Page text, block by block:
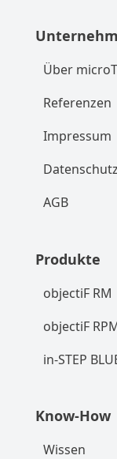
Über
Referenzen
Impressum
Datenschutz
AGB
Produkte
objectiF RM
objectiF
in-STEP
Know-How
Wissen